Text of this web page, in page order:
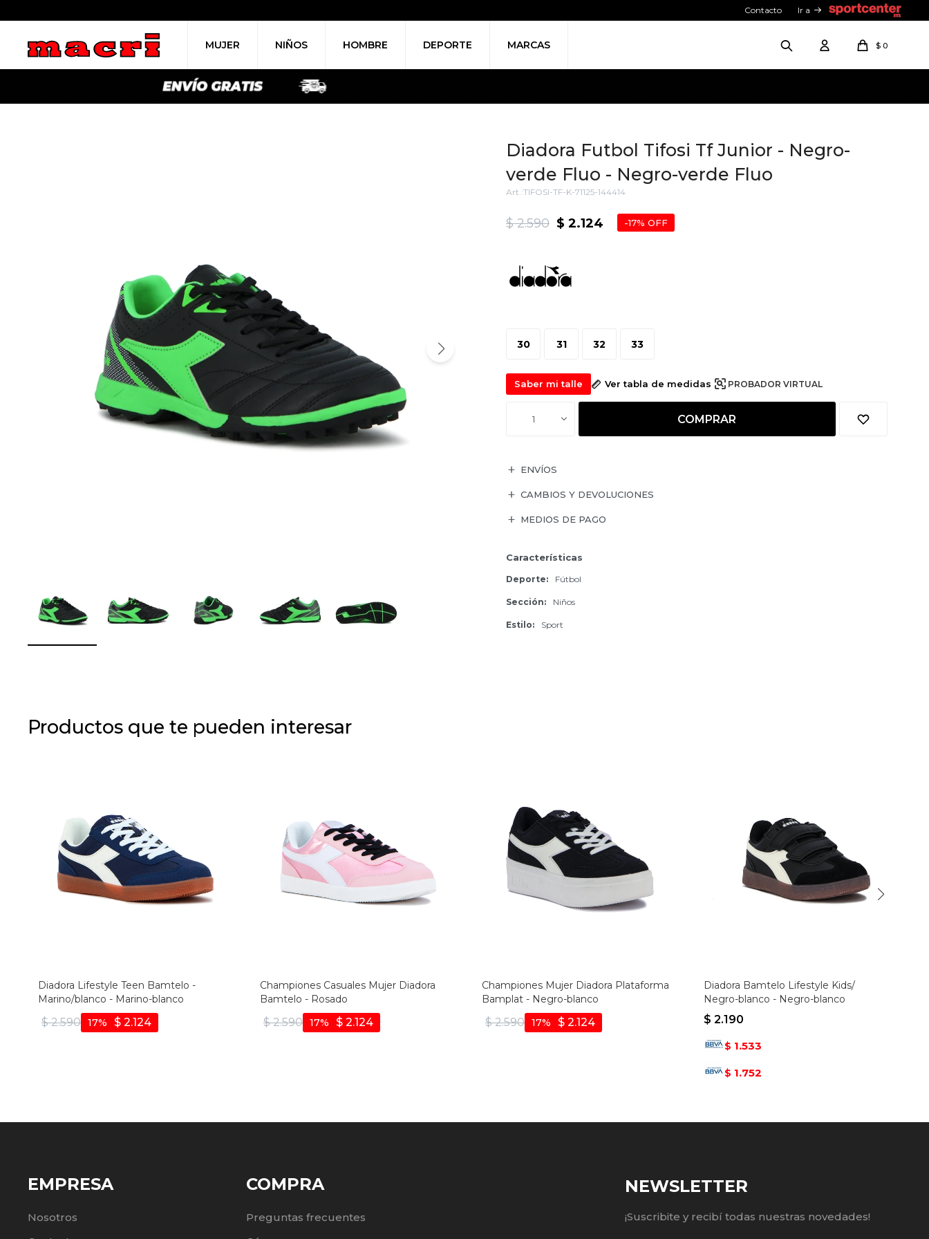
MUJER NIÑOS HOMBRE DEPORTE MARCAS $ 0
Contacto Ir a
Diadora Futbol Tifosi Tf Junior - Negro-
verde Fluo - Negro-verde Fluo
TIFOSI-TF-K-71125-144414
$ 2.124
$ 2.590 17
30 31 32 33
Saber mi talle Ver tabla de medidas PROBADOR VIRTUAL
1 COMPRAR
ENVÍOS
CAMBIOS Y DEVOLUCIONES
MEDIOS DE PAGO
Características
Deporte Fútbol
Sección Niños
Estilo Sport
Productos que te pueden interesar
Diadora Lifestyle Teen Bamtelo -
Marino/blanco - Marino-blanco
$ 2.590 $ 2.124
17
Championes Casuales Mujer Diadora
Bamtelo - Rosado
$ 2.590 $ 2.124
17
Championes Mujer Diadora Plataforma
Bamplat - Negro-blanco
$ 2.590 $ 2.124
17
Diadora Bamtelo Lifestyle Kids/
Negro-blanco - Negro-blanco
$ 2.190
$ 1.533
$ 1.752
EMPRESA
Nosotros
COMPRA
Preguntas frecuentes
NEWSLETTER
¡Suscribite y recibí todas nuestras novedades!